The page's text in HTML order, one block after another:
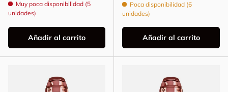
Muy poca disponibilidad (5
unidades)
Añadir al carrito
Poca disponibilidad (6
unidades)
Añadir al carrito